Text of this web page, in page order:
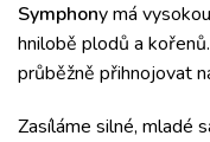
Symphony má
hnilobě plodů a
průběžně přihnojovat
Zasíláme silné, mladé